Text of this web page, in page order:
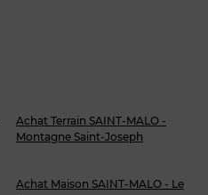
Achat Terrain SAINT-MALO -
Montagne Saint-Joseph
Achat Maison SAINT-MALO - Le